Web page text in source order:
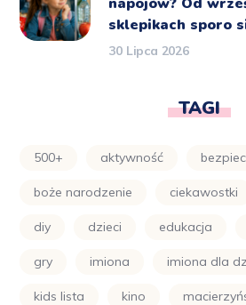
sklepikach sporo
30 Lipca 2026
TAGI
500+ aktywność
boże narodzenie ciekawostki
diy dzieci edukacja
gry imiona imiona dla
kids lista kino